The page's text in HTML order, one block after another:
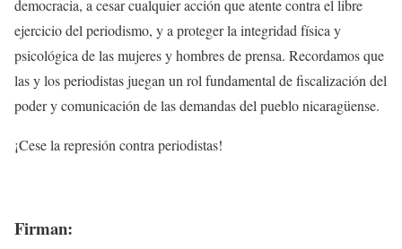
democracia, a cesar cualquier acción que atente contra el libre
ejercicio del periodismo, y a proteger la integridad física y
psicológica de las mujeres y hombres de prensa. Recordamos que
las y los periodistas juegan un rol fundamental de fiscalización del
poder y comunicación de las demandas del pueblo nicaragüense.
¡Cese la represión contra periodistas!
Firman: